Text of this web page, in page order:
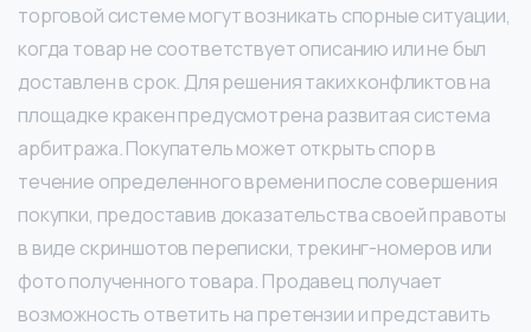
торговой системе могут возникать спорные ситуации,
когда товар не соответствует описанию или не был
доставлен в срок. Для решения таких конфликтов на
площадке кракен предусмотрена развитая система
арбитража. Покупатель может открыть спор в
течение определенного времени после совершения
покупки, предоставив доказательства своей правоты
в виде скриншотов переписки, трекинг-номеров или
фото полученного товара. Продавец получает
возможность ответить на претензии и представить